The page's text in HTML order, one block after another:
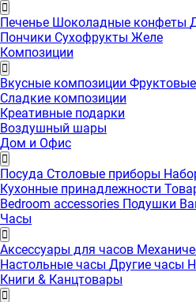
Печенье Шоколадные конфеты
Пончики Сухофрукты Желе
Композиции
Вкусные композиции
Сладкие композиции
Креативные подарки
Воздушный шары
Дом и Офис
Посуда Столовые приборы
Кухонные принадлежности
Bedroom accessories Подушки
Часы
Аксессуары для часов
Настольные часы Другие часы
Книги & Канцтовары